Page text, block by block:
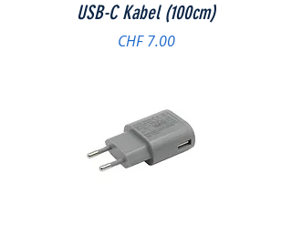
USB-C Kabel (100cm)
Preis
CHF 7.00